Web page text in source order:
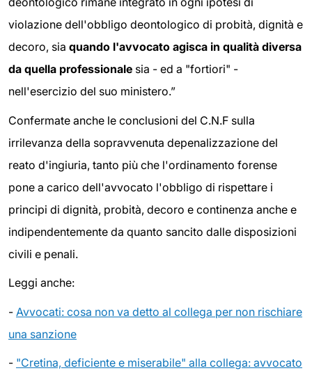
violazione dell'obbligo deontologico di probità, dignità e
decoro, sia quando l'avvocato agisca in qualità diversa
da quella professionale sia - ed a "fortiori" -
nell'esercizio del suo ministero.”
Confermate anche le conclusioni del C.N.F sulla
irrilevanza della sopravvenuta depenalizzazione del
reato d'ingiuria, tanto più che l'ordinamento forense
pone a carico dell'avvocato l'obbligo di rispettare i
principi di dignità, probità, decoro e continenza anche e
indipendentemente da quanto sancito dalle disposizioni
civili e penali.
Leggi anche:
- Avvocati: cosa non va detto al collega per non rischiare
una sanzione
- "Cretina, deficiente e miserabile" alla collega: avvocato